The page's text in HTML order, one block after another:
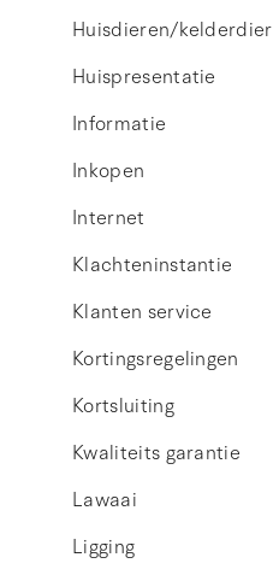
Huisdieren/kelderdier
Huispresentatie
Informatie
Inkopen
Internet
Klachteninstantie
Klanten service
Kortingsregelingen
Kortsluiting
Kwaliteits garantie
Lawaai
Ligging